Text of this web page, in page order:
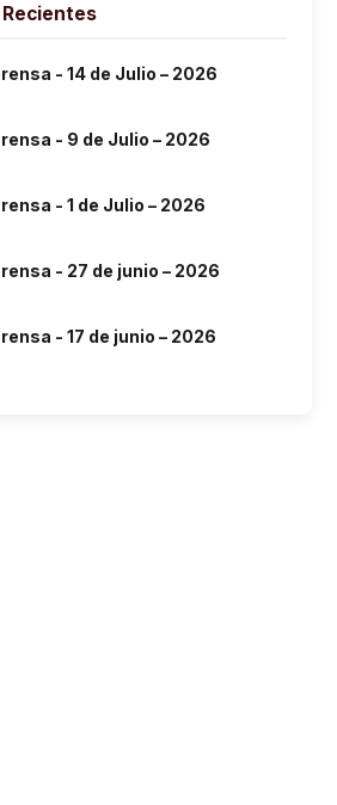
- 14 de Julio – 2026
- 9 de Julio – 2026
- 1 de Julio – 2026
- 27 de junio – 2026
- 17 de junio – 2026